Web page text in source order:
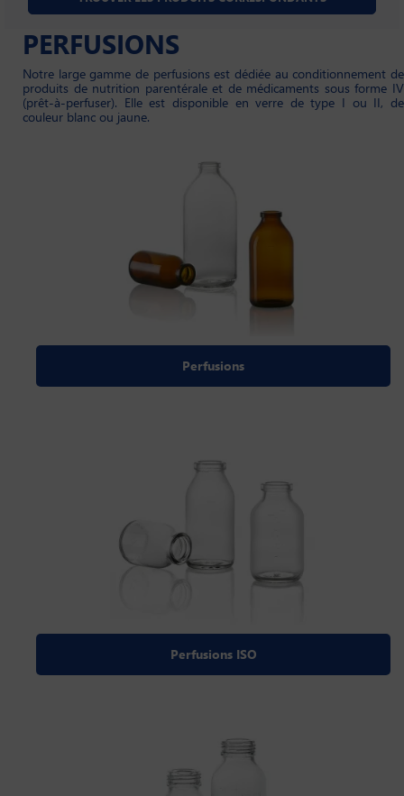
PERFUSIONS
Notre large gamme de perfusions est dédiée au conditionnement de
produits de nutrition parentérale et de médicaments sous forme IV
(prêt-à-perfuser). Elle est disponible en verre de type I ou II, de
couleur blanc ou jaune.
Perfusions
Perfusions ISO